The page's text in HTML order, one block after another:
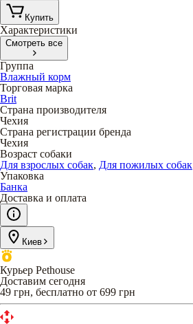
Купить
Характеристики
Смотреть все
Группа
Влажный корм
Торговая марка
Brit
Страна производителя
Чехия
Страна регистрации бренда
Чехия
Возраст собаки
Для взрослых собак, Для пожилых собак
Упаковка
Банка
Доставка и оплата
Киев
Курьер Pethouse
Доставим сегодня
49 грн, бесплатно от 699 грн